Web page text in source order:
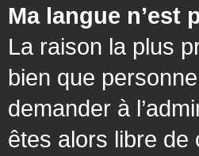
Ma langue n’est
La raison la plus
bien que
demander à
êtes alors libre de